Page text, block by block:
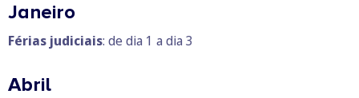
Janeiro
Férias judiciais: de dia 1 a dia 3
Abril